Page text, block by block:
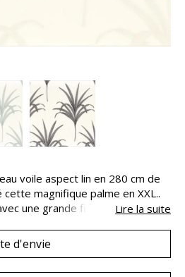
voile aspect lin en 280 cm de
magnifique palme en XXL..
une grande finesse. Cette
présence.
Lire la suite
d'envie